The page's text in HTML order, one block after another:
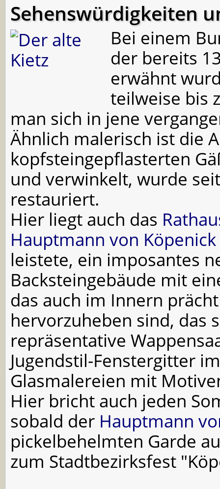
Sehenswürdigkeiten
Bei einem
der bereits
erwähnt
teilweise bis
man sich in jene
Ähnlich malerisch ist die
kopfsteingepflasterten
und verwinkelt, wurde
restauriert.
Hier liegt auch das
Hauptmann von Köpenick
leistete, ein imposantes
Backsteingebäude mit
das auch im Innern
hervorzuheben sind, das
repräsentative
Jugendstil-Fenstergitter
Glasmalereien mit
Hier bricht auch jeden
sobald der Hauptmann
pickelbehelmten Garde
zum Stadtbezirksfest